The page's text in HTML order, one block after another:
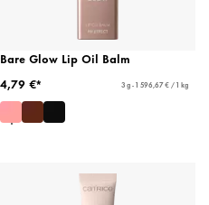
Bare Glow Lip Oil Balm
4,79 €*
3 g - 1 596,67 € / 1 kg